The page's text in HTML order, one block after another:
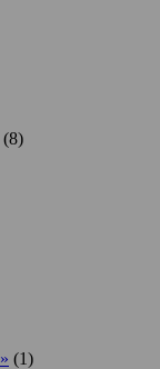
(8)
(1)